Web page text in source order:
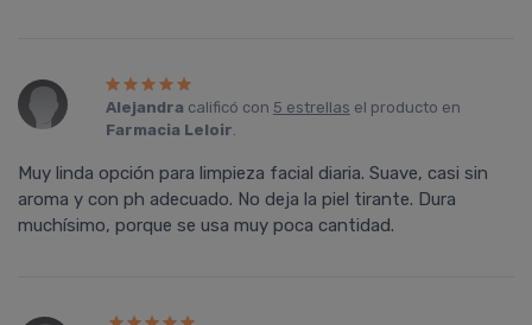
Alejandra calificó con 5 estrellas el producto en
Farmacia Leloir.
Muy linda opción para limpieza facial diaria. Suave, casi sin
aroma y con ph adecuado. No deja la piel tirante. Dura
muchísimo, porque se usa muy poca cantidad.